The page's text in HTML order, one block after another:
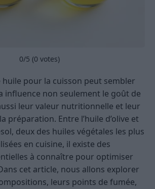
0/5 (0 votes)
huile pour la cuisson peut sembler
influence non seulement le goût de
leur valeur nutritionnelle et leur
préparation. Entre l’huile d’olive et
deux des huiles végétales les plus
en cuisine, il existe des
à connaître pour optimiser
cet article, nous allons explorer
leurs points de fumée,